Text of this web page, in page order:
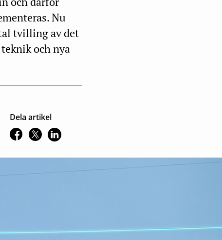
Nu
tvilling av det
och nya
Dela artikel